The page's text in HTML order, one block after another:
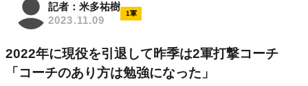
記者：米多祐樹
2023.11.09
1軍
2022年に現役を引退して昨季は2軍打撃コーチ
「コーチのあり方は勉強になった」